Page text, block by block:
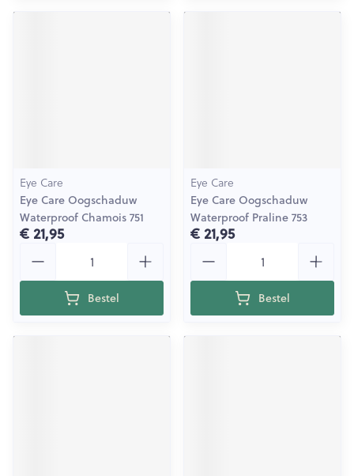
Eye Care
Eye Care Oogschaduw
Waterproof Chamois 751
€ 21,95
Bestel
Eye Care
Eye Care Oogschaduw
Waterproof Praline 753
€ 21,95
Bestel